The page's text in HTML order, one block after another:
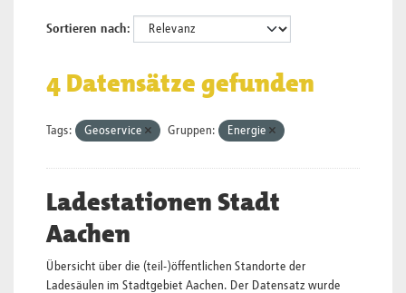
Sortieren nach
4 Datensätze gefunden
Tags: Geoservice Gruppen: Energie
Ladestationen Stadt
Aachen
Übersicht über die (teil-)öffentlichen Standorte der
Ladesäulen im Stadtgebiet Aachen. Der Datensatz wurde